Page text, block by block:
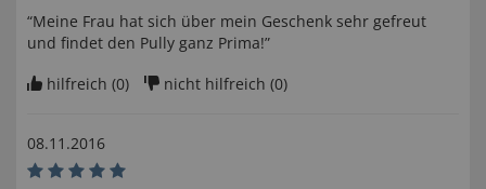
“Meine Frau hat sich über mein Geschenk sehr gefreut
und findet den Pully ganz Prima!”
hilfreich (0) nicht hilfreich (0)
08.11.2016